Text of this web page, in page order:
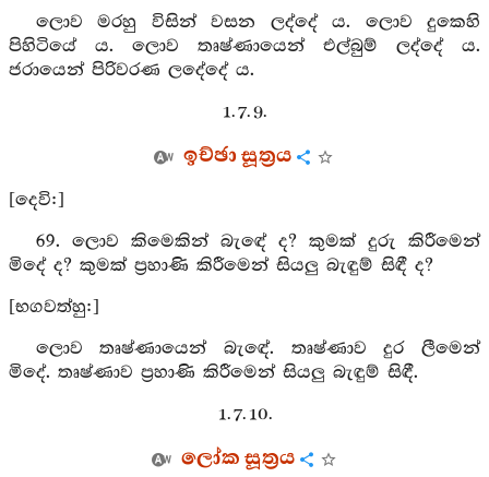
ලොව මරහු විසින් වසන ලද්දේ ය. ලොව දුකෙහි
පිහිටියේ ය. ලොව තෘෂ්ණායෙන් එල්බුම් ලද්දේ ය.
ජරායෙන් පිරිවරණ ලදේදේ ය.
1. 7. 9.
ඉච්ඡා සූත්‍රය
[දෙවි:]
69. ලොව කිමෙකින් බැඳේ ද? කුමක් දුරු කිරීමෙන්
මිදේ ද? කුමක් ප්‍රහාණි කිරීමෙන් සියලු බැඳුම් සිඳී ද?
[භගවත්හු:]
ලොව තෘෂ්ණායෙන් බැඳේ. තෘෂ්ණාව දුර ලීමෙන්
මිදේ. තෘෂ්ණාව ප්‍රහාණි කිරීමෙන් සියලු බැඳුම් සිඳී.
1. 7. 10.
ලෝක සූත්‍රය